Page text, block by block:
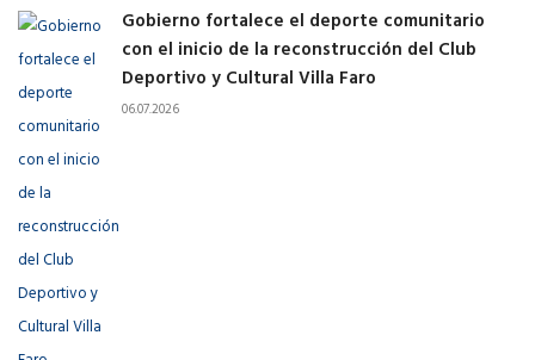
Gobierno fortalece el deporte comunitario
con el inicio de la reconstrucción del Club
Deportivo y Cultural Villa Faro
06.07.2026